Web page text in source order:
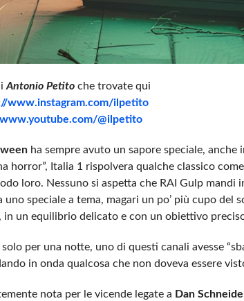
Antonio Petitoche trovate qui
www.instagram.com/ilpetito
@ilpetito
ha sempre avuto un sapore speciale, anche
horror”, Italia 1 rispolvera qualche classico come
loro. Nessuno si aspetta che RAI Gulp mandi
uno speciale a tema, magari un po’ più cupo
in un equilibrio delicato e con un obiettivo
per una notte, uno di questi canali avesse
in onda qualcosa che non doveva essere
nota per le vicende legate a Dan